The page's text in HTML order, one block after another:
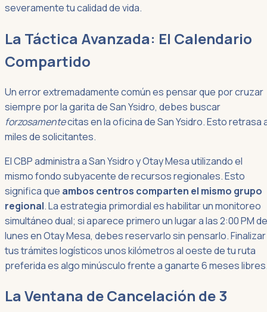
severamente tu calidad de vida.
La Táctica Avanzada: El Calendario
Compartido
Un error extremadamente común es pensar que por cruzar
siempre por la garita de San Ysidro, debes buscar
forzosamentecitas en la oficina de San Ysidro. Esto retrasa
miles de solicitantes.
El CBP administra a San Ysidro y Otay Mesa utilizando el
mismo fondo subyacente de recursos regionales. Esto
significa que ambos centros comparten el mismo grupo
regional. La estrategia primordial es habilitar un monitoreo
simultáneo dual; si aparece primero un lugar a las 2:00 PM
lunes en Otay Mesa, debes reservarlo sin pensarlo. Finalizar
tus trámites logísticos unos kilómetros al oeste de tu ruta
preferida es algo minúsculo frente a ganarte 6 meses
La Ventana de Cancelación de 3